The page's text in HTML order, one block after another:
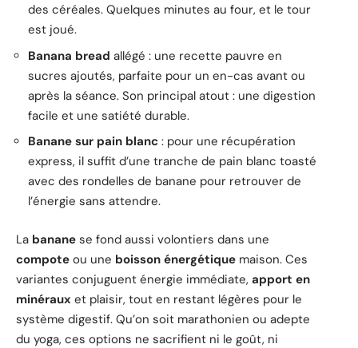
des céréales. Quelques minutes au four, et le tour
est joué.
Banana bread allégé : une recette pauvre en
sucres ajoutés, parfaite pour un en-cas avant ou
après la séance. Son principal atout : une digestion
facile et une satiété durable.
Banane sur pain blanc : pour une récupération
express, il suffit d’une tranche de pain blanc toasté
avec des rondelles de banane pour retrouver de
l’énergie sans attendre.
La banane se fond aussi volontiers dans une
compote ou une boisson énergétique maison. Ces
variantes conjuguent énergie immédiate, apport en
minéraux et plaisir, tout en restant légères pour le
système digestif. Qu’on soit marathonien ou adepte
du yoga, ces options ne sacrifient ni le goût, ni